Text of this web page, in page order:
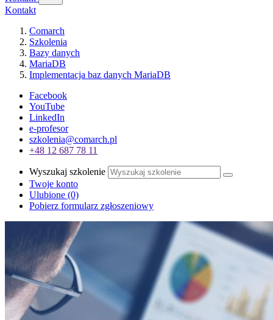
Kontakt
Comarch
Szkolenia
Bazy danych
MariaDB
Implementacja baz danych MariaDB
Facebook
YouTube
LinkedIn
e-profesor
szkolenia@comarch.pl
+48 12 687 78 11
Wyszukaj szkolenie
Twoje konto
Ulubione (0)
Pobierz formularz zgłoszeniowy